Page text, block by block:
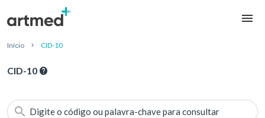
Início CID-10
CID-10
Digite o código ou palavra-chave para consultar